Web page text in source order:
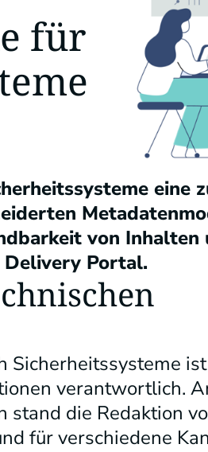
für
eine
von Inhalten
Delivery Portal.
Sicherheitssysteme
verantwortlich.
stand die Redaktion
für verschiedene